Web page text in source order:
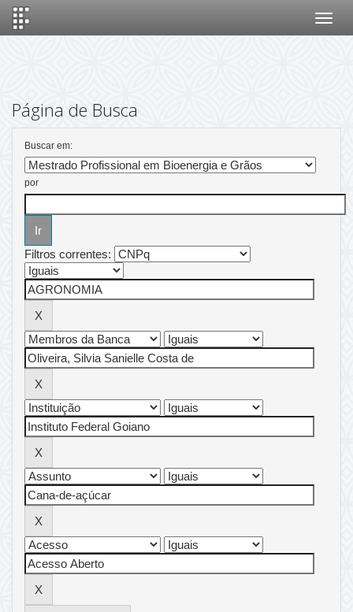
Página de Busca
Buscar em:
por
Filtros correntes: